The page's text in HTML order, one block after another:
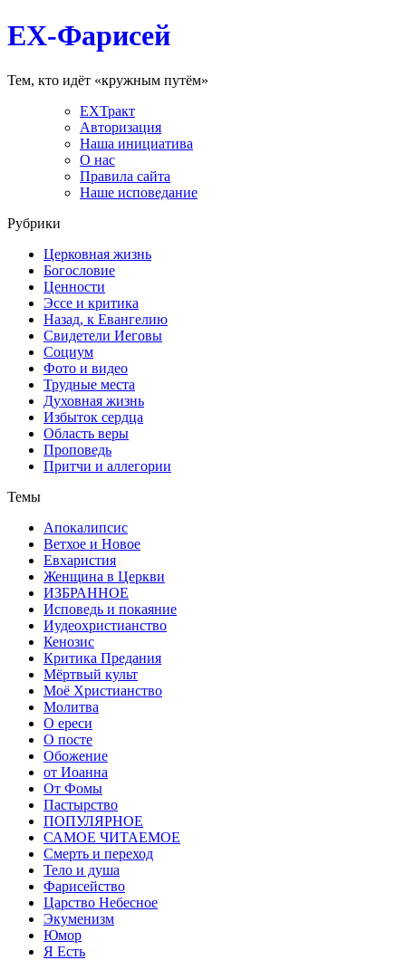
EX-Фарисей
Тем, кто идёт «кружным путём»
EXТракт
Авторизация
Наша инициатива
О нас
Правила сайта
Наше исповедание
Рубрики
Церковная жизнь
Богословие
Ценности
Эссе и критика
Назад, к Евангелию
Свидетели Иеговы
Социум
Фото и видео
Трудные места
Духовная жизнь
Избыток сердца
Область веры
Проповедь
Притчи и аллегории
Темы
Апокалипсис
Ветхое и Новое
Евхаристия
Женщина в Церкви
ИЗБРАННОЕ
Исповедь и покаяние
Иудеохристианство
Кенозис
Критика Предания
Мёртвый культ
Моё Христианство
Молитва
О ереси
О посте
Обожение
от Иоанна
От Фомы
Пастырство
ПОПУЛЯРНОЕ
САМОЕ ЧИТАЕМОЕ
Смерть и переход
Тело и душа
Фарисейство
Царство Небесное
Экуменизм
Юмор
Я Есть